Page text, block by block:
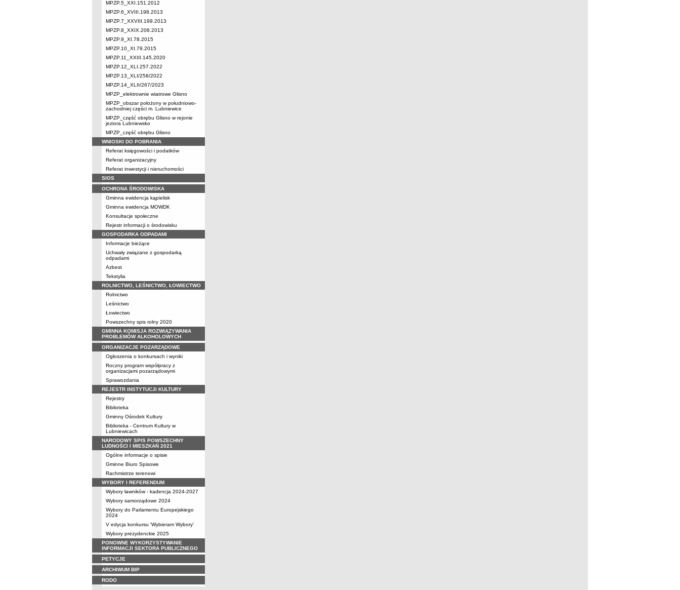
MPZP.5_XXI.151.2012
MPZP.6_XVIII.198.2013
MPZP.7_XXVIII.199.2013
MPZP.8_XXIX.208.2013
MPZP.9_XI.78.2015
MPZP.10_XI.79.2015
MPZP.11_XXIII.145.2020
MPZP.12_XLI.257.2022
MPZP.13_XLI/258/2022
MPZP.14_XLII/267/2023
MPZP_elektrownie wiatrowe Glisno
MPZP_obszar położony w południowo-
zachodniej części m. Lubniewice
MPZP_część obrębu Glisno w rejonie
jeziora Lubniewsko
MPZP_część obrębu Glisno
WNIOSKI DO POBRANIA
Referat księgowości i podatków
Referat organizacyjny
Referat inwestycji i nieruchomości
SIOS
OCHRONA ŚRODOWISKA
Gminna ewidencja kąpielisk
Gminna ewidencja MOWDK
Konsultacje społeczne
Rejestr informacji o środowisku
GOSPODARKA ODPADAMI
Informacje bieżące
Uchwały związane z gospodarką
odpadami
Azbest
Tekstylia
ROLNICTWO, LEŚNICTWO, ŁOWIECTWO
Rolnictwo
Leśnictwo
Łowiectwo
Powszechny spis rolny 2020
GMINNA KOMISJA ROZWIĄZYWANIA
PROBLEMÓW ALKOHOLOWYCH
ORGANIZACJE POZARZĄDOWE
Ogłoszenia o konkursach i wyniki
Roczny program współpracy z
organizacjami pozarządowymi
Sprawozdania
REJESTR INSTYTUCJI KULTURY
Rejestry
Biblioteka
Gminny Ośrodek Kultury
Biblioteka - Centrum Kultury w
Lubniewicach
NARODOWY SPIS POWSZECHNY
LUDNOŚCI I MIESZKAŃ 2021
Ogólne informacje o spisie
Gminne Biuro Spisowe
Rachmistrze terenowi
WYBORY I REFERENDUM
Wybory ławników - kadencja 2024-2027
Wybory samorządowe 2024
Wybory do Parlamentu Europejskiego
2024
V edycja konkursu 'Wybieram Wybory'
Wybory prezydenckie 2025
PONOWNE WYKORZYSTYWANIE
INFORMACJI SEKTORA PUBLICZNEGO
PETYCJE
ARCHIWUM BIP
RODO